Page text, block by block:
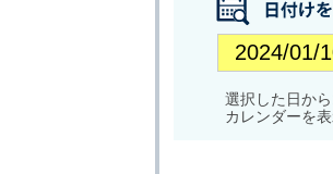
選択した日か
カレンダーを表